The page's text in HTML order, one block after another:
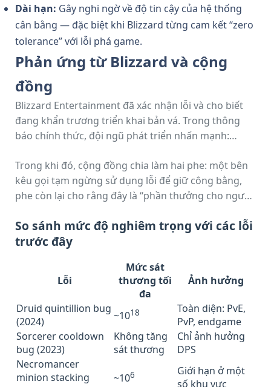
Dài hạn: Gây nghi ngờ về độ tin cậy của hệ thống
cân bằng — đặc biệt khi Blizzard từng cam kết “zero
tolerance” với lỗi phá game.
Phản ứng từ Blizzard và cộng
đồng
Blizzard Entertainment đã xác nhận lỗi và cho biết
đang khẩn trương triển khai bản vá. Trong thông
báo chính thức, đội ngũ phát triển nhấn mạnh:
sửa trong bản cập nhật tiếp theo.”
Trong khi đó, cộng đồng chia làm hai phe: một bên
kêu gọi tạm ngừng sử dụng lỗi để giữ công bằng,
phe còn lại cho rằng đây là “phần thưởng cho người
So sánh mức độ nghiêm trọng với các lỗi
trước đây
Lỗi
Mức sát
thương tối
đa
Ảnh hưởng
Druid quintillion bug
(2024)
~1018
Toàn diện: PvE,
PvP, endgame
Sorcerer cooldown
bug (2023)
Không tăng
sát thương
Chỉ ảnh hưởng
DPS
Necromancer
minion stacking
~106
Giới hạn ở một
số khu vực